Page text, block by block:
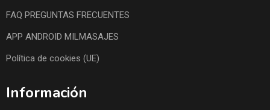
FAQ PREGUNTAS FRECUENTES
APP ANDROID MILMASAJES
Política de cookies (UE)
Información